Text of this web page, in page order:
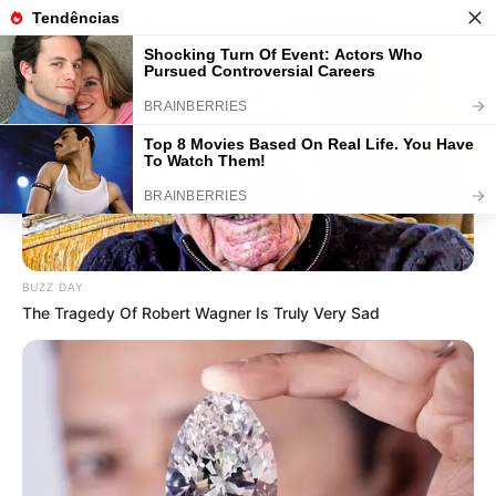
Lembrancinha Dia dos Pais
Educação Infantil: 50 Modelos
Fáceis de Fazer
BUZZ DAY
The Tragedy Of Robert Wagner Is Truly Very Sad